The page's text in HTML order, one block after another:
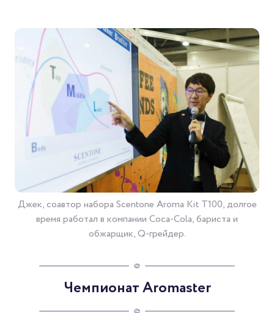
Джек, соавтор набора Scentone Aroma Kit T100, долгое
время работал в компании Coca-Cola, бариста и
обжарщик, Q-грейдер.
Чемпионат Aromaster